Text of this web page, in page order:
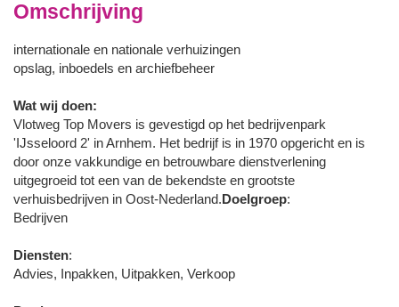
Omschrijving
internationale en nationale verhuizingen
opslag, inboedels en archiefbeheer
Wat wij doen:
Vlotweg Top Movers is gevestigd op het bedrijvenpark
'IJsseloord 2' in Arnhem. Het bedrijf is in 1970 opgericht en is
door onze vakkundige en betrouwbare dienstverlening
uitgegroeid tot een van de bekendste en grootste
verhuisbedrijven in Oost-Nederland.Doelgroep:
Bedrijven
Diensten:
Advies, Inpakken, Uitpakken, Verkoop